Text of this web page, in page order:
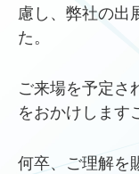
慮し、弊社の出
た。
ご来場を予定さ
をおかけします
何卒、ご理解を